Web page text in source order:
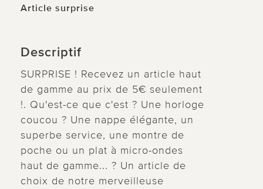
Article surprise
Descriptif
SURPRISE ! Recevez un article haut
de gamme au prix de 5€ seulement
!. Qu'est-ce que c'est ? Une horloge
coucou ? Une nappe élégante, un
superbe service, une montre de
poche ou un plat à micro-ondes
haut de gamme... ? Un article de
choix de notre merveilleuse